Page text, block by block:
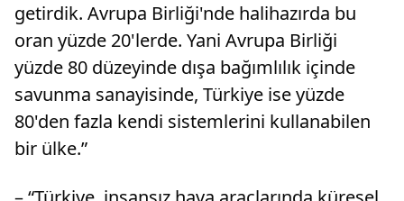
getirdik. Avrupa Birliği'nde halihazırda bu
oran yüzde 20'lerde. Yani Avrupa Birliği
yüzde 80 düzeyinde dışa bağımlılık içinde
savunma sanayisinde, Türkiye ise yüzde
80'den fazla kendi sistemlerini kullanabilen
bir ülke.”